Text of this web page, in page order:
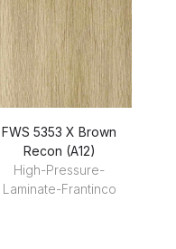
FWS 5353 X Brown
Recon (A12)
High-Pressure-
Laminate-Frantinco